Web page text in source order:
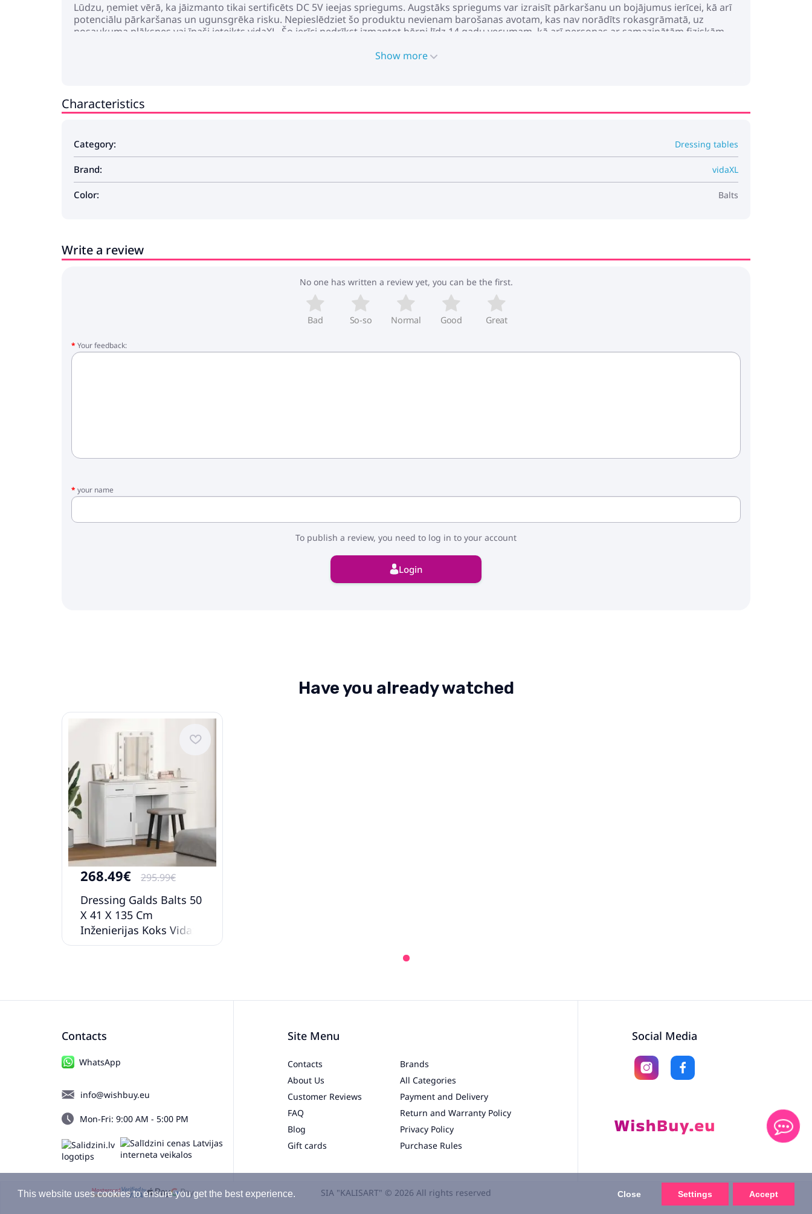
This website uses cookies to ensure you get the best experience. Close Settings Accept
Lūdzu, ņemiet vērā, ka jāizmanto tikai sertificēts DC 5V ieejas spriegums. Augstāks spriegums var izraisīt pārkaršanu un bojājumus ierīcei, kā arī
potenciālu pārkaršanas un ugunsgrēka risku. Nepieslēdziet šo produktu nevienam barošanas avotam, kas nav norādīts rokasgrāmatā, uz
nosaukuma plāksnes vai īpaši ieteikts vidaXL. Šo ierīci nedrīkst izmantot bērni līdz 14 gadu vecumam, kā arī personas ar samazinātām fiziskām,
uzstādīšana, lietošana vai modificēšana (atsevišķu komponentu nomaiņa) var novest pie ierīces bojājumiem, elektriskās strāvas trieciena un
kvalifikācijām atbilstošai personai, lai novērstu riskus. Izslēdziet strāvu uzstādīšanas un apkalpošanas laikā. Pārliecinieties, ka spuldzes ir
atdzisušas. Šī apgaismojuma gaismas avots nav aizvietojams; kad gaismas avots sasniedz savu dzīves beigām, visa apgaismojuma ierīce ir
Show more
Characteristics
Category: Dressing tables
Brand: vidaXL
Color: Balts
Write a review
No one has written a review yet, you can be the first.
Bad So-so Normal Good Great
Your feedback:
your name
To publish a review, you need to log in to your account
Login
Have you already watched
268.49€ 295.99€
Dressing Galds Balts 50
X 41 X 135 Cm
Inženierijas Koks Vidaxl
Contacts
WhatsApp
info@wishbuy.eu
Mon-Fri: 9:00 AM - 5:00 PM
Site Menu
Contacts
About Us
Customer Reviews
FAQ
Blog
Gift cards
Brands
All Categories
Payment and Delivery
Return and Warranty Policy
Privacy Policy
Purchase Rules
Social Media
SIA "KALISART" © 2026 All rights reserved